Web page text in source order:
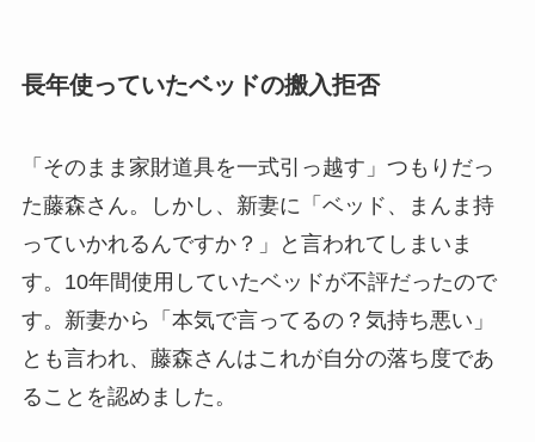
長年使っていたベッドの搬入拒否
「そのまま家財道具を一式引っ越す」つもりだっ
た藤森さん。しかし、新妻に「ベッド、まんま持
っていかれるんですか？」と言われてしまいま
す。10年間使用していたベッドが不評だったので
す。新妻から「本気で言ってるの？気持ち悪い」
とも言われ、藤森さんはこれが自分の落ち度であ
ることを認めました。